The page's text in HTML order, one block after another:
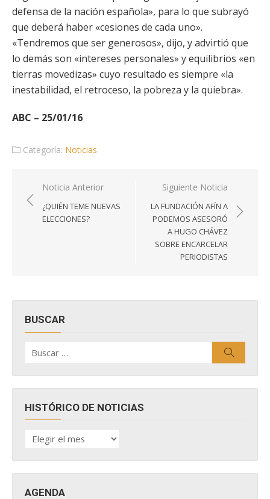
defensa de la nación española», para lo que subrayó
que deberá haber «cesiones de cada uno».
«Tendremos que ser generosos», dijo, y advirtió que
lo demás son «intereses personales» y equilibrios «en
tierras movedizas» cuyo resultado es siempre «la
inestabilidad, el retroceso, la pobreza y la quiebra».
ABC – 25/01/16
Categoría: Noticias
Navegación
de
entradas
Noticia Anterior
¿QUIÉN TEME NUEVAS
ELECCIONES?
Siguiente Noticia
LA FUNDACIÓN AFÍN A
PODEMOS ASESORÓ
A HUGO CHÁVEZ
SOBRE ENCARCELAR
PERIODISTAS
BUSCAR
por:
HISTÓRICO DE NOTICIAS
HISTÓRICO
DE
AGENDA